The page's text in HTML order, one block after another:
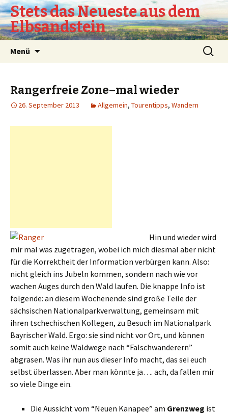
Stets das Neueste aus dem
Elbsandstein
Menü
Suchen
nach:
Rangerfreie Zone–mal wieder
26. September 2013 Allgemein, Tourentipps, Wandern
Hin und wieder wird
mir mal was zugetragen, wobei ich mich diesmal aber nicht
für die Korrektheit der Information verbürgen kann. Also:
nicht gleich ins Jubeln kommen, sondern nach wie vor
wachen Auges durch den Wald laufen. Die knappe Info ist
folgende: an diesem Wochenende sind große Teile der
sächsischen Nationalparkverwaltung, gemeinsam mit
ihren tschechischen Kollegen, zu Besuch im Nationalpark
Bayrischer Wald. Ergo: sie sind nicht vor Ort, und können
somit auch keine Waldwege nach “Falschwanderern”
abgrasen. Was ihr nun aus dieser Info macht, das sei euch
selbst überlassen. Aber man könnte ja…. ach, da fallen mir
so viele Dinge ein.
Die Aussicht vom “Neuen Kanapee” am Grenzweg ist